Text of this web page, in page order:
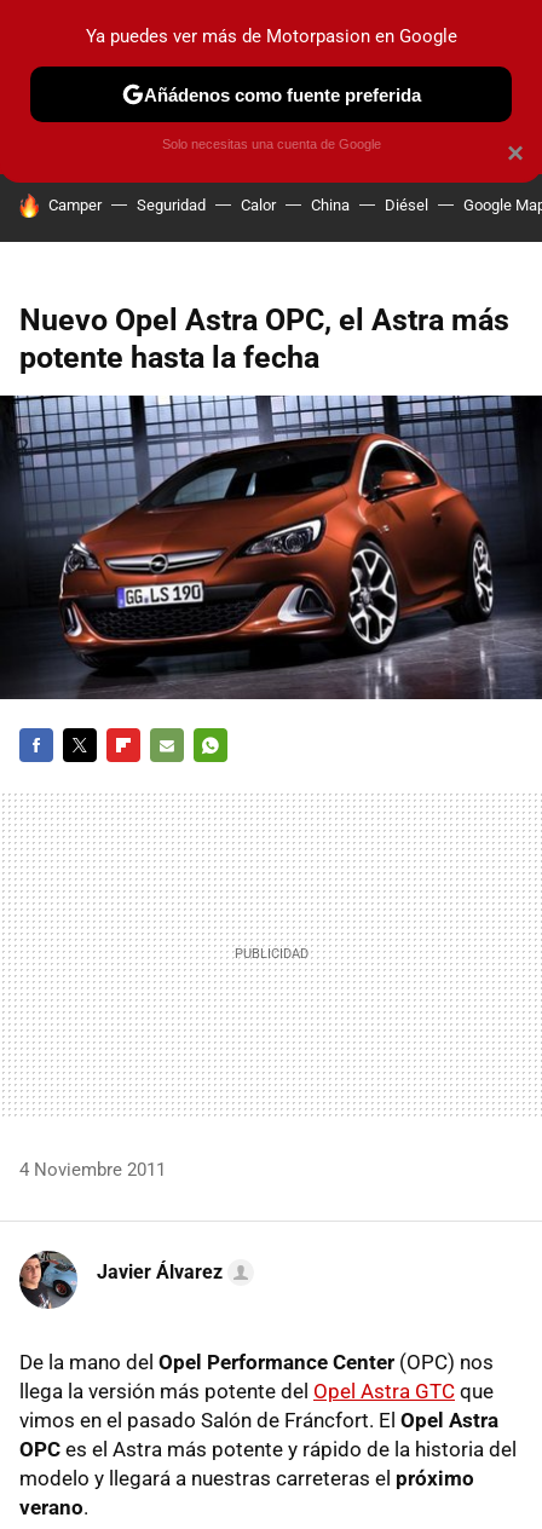
PRUEBAS COCHES ELÉCTRICOS OBSERVATORIO
HOY SE HABLA DE
Camper Seguridad Calor China Diésel Google
Nuevo Opel Astra OPC, el Astra más
potente hasta la fecha
MAIL
4 Noviembre 2011
Javier Álvarez
De la mano del Opel Performance Center (OPC) nos
llega la versión más potente del Opel Astra GTC que
vimos en el pasado Salón de Fráncfort. El Opel Astra
OPC es el Astra más potente y rápido de la historia del
modelo y llegará a nuestras carreteras el próximo
verano.
×
Ya puedes ver más de Motorpasion en Google
Añádenos como fuente preferida
Solo necesitas una cuenta de Google